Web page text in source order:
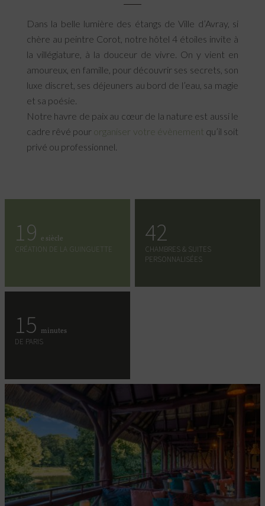
Dans la belle lumière des étangs de Ville d’Avray, si
chère au peintre Corot, notre hôtel 4 étoiles invite à
la villégiature, à la douceur de vivre. On y vient en
amoureux, en famille, pour découvrir ses secrets, son
luxe discret, ses déjeuners au bord de l’eau, sa magie
et sa poésie.
Notre havre de paix au cœur de la nature est aussi le
cadre rêvé pour organiser votre évènement qu’il soit
privé ou professionnel.
19 e siècle
CRÉATION DE LA GUINGUETTE
42
CHAMBRES & SUITES
PERSONNALISÉES
15 minutes
DE PARIS